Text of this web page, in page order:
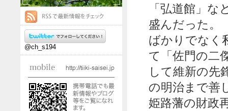
「弘道館」
盛んだった。
ばかりでなく
て「佐門の二
して維新の先
の明治まで善
姫路藩の財政
@ch_s194